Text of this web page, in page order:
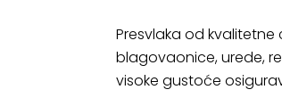
Presvlaka od
blagovaonice, urede,
visoke gustoće